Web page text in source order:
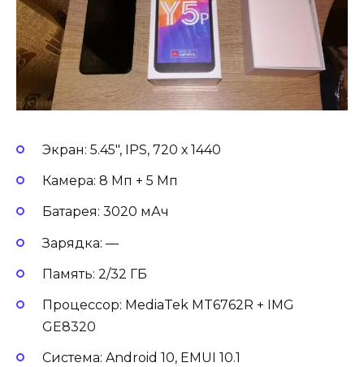
Экран: 5.45″, IPS, 720 х 1440
Камера: 8 Мп + 5 Мп
Батарея: 3020 мАч
Зарядка: —
Память: 2/32 ГБ
Процессор: MediaTek MT6762R + IMG
GE8320
Система: Android 10, EMUI 10.1